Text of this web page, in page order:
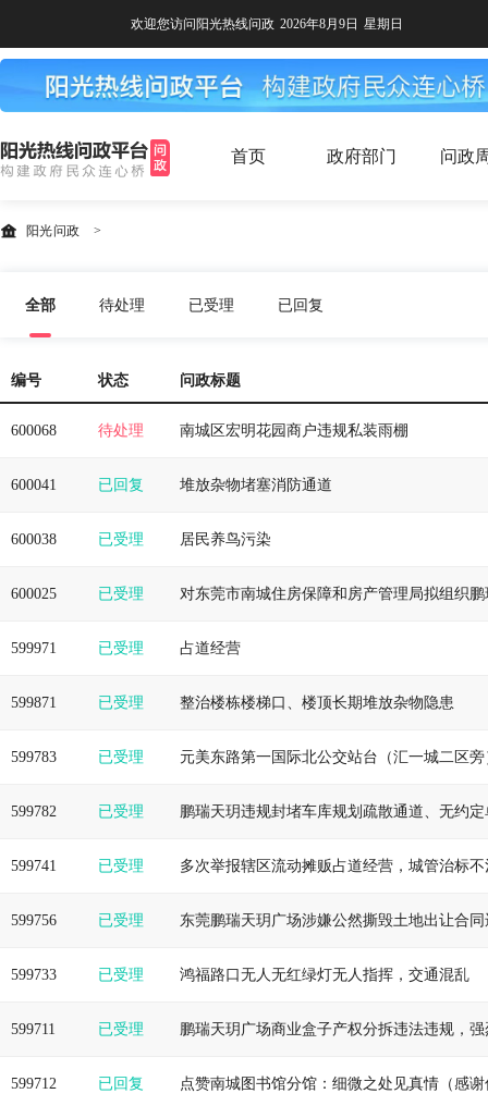
欢迎您访问阳光热线问政 2026年8月9日 星期日
首页 政府部门 问政
阳光问政 >
全部 待处理 已受理 已回复
编号 状态 问政标题
600068 待处理 南城区宏明花园商户违规私装雨棚
600041 已回复 堆放杂物堵塞消防通道
600038 已受理 居民养鸟污染
600025 已受理
599971 已受理 占道经营
599871 已受理 整治楼栋楼梯口、楼顶长期堆放杂物隐患
599783 已受理
599782 已受理
599741 已受理
599756 已受理
599733 已受理 鸿福路口无人无红绿灯无人指挥，交通混乱
599711 已受理 鹏瑞天玥广场商业盒子产权分拆违法违规，
599712 已回复 点赞南城图书馆分馆：细微之处见真情（感谢